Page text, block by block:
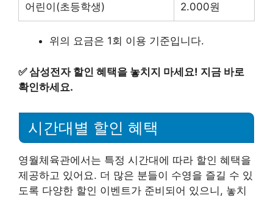
어린이(초등학생) 2.000원
위의 요금은 1회 이용 기준입니다.
✅삼성전자 할인 혜택을 놓치지 마세요! 지금 바로
확인하세요.
시간대별 할인 혜택
영월체육관에서는 특정 시간대에 따라 할인 혜택을
제공하고 있어요. 더 많은 분들이 수영을 즐길 수 있
도록 다양한 할인 이벤트가 준비되어 있으니, 놓치